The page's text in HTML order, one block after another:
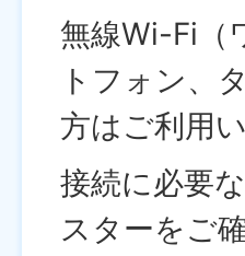
無線Wi-Fi（
トフォン、
方はご利用
接続に必要
スターをご